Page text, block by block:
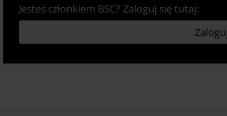
Jesteś członkiem BSC? Zaloguj się tutaj: